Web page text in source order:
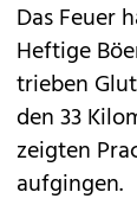
Das Feuer
Heftige
trieben
den 33
zeigten
aufgingen.